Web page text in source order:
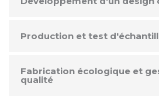
Production et test
Fabrication écologique et
qualité